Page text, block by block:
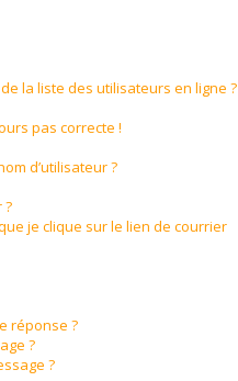
la liste des utilisateurs en ligne ?
pas correcte !
d’utilisateur ?
?
je clique sur le lien de courrier
réponse ?
?
?